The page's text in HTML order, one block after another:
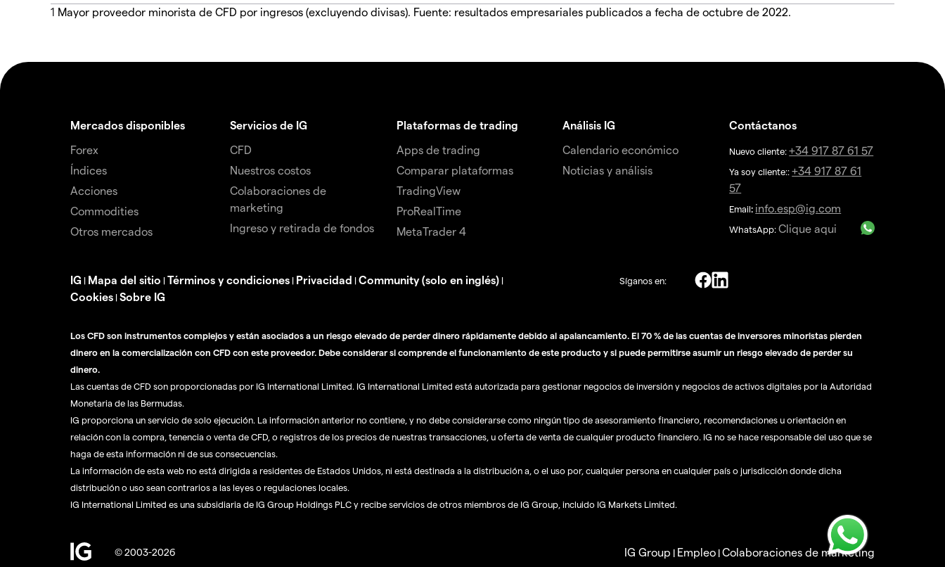
1 Mayor proveedor minorista de CFD por ingresos (excluyendo divisas). Fuente: resultados empresariales publicados a fecha de octubre de 2022.
Mercados disponibles
Forex
Índices
Acciones
Commodities
Otros mercados
Servicios de IG
CFD
Nuestros costos
Colaboraciones de
marketing
Ingreso y retirada de fondos
Plataformas de trading
Apps de trading
Comparar plataformas
TradingView
ProRealTime
MetaTrader 4
Análisis IG
Calendario económico
Noticias y análisis
Contáctanos
Nuevo cliente:+34 917 87 61 57
Ya soy cliente::+34 917 87 61
57
Email: info.esp@ig.com
WhatsApp:Clique aqui
IG | Mapa del sitio | Términos y condiciones | Privacidad | Community (solo en inglés) |
Cookies | Sobre IG
Síganos en:
Los CFD son instrumentos complejos y están asociados a un riesgo elevado de perder dinero rápidamente debido al apalancamiento. El 70 % de las cuentas de inversores minoristas pierden
dinero en la comercialización con CFD con este proveedor. Debe considerar si comprende el funcionamiento de este producto y si puede permitirse asumir un riesgo elevado de perder su
dinero.
Las cuentas de CFD son proporcionadas por IG International Limited. IG International Limited está autorizada para gestionar negocios de inversión y negocios de activos digitales por la Autoridad
Monetaria de las Bermudas.
IG proporciona un servicio de solo ejecución. La información anterior no contiene, y no debe considerarse como ningún tipo de asesoramiento financiero, recomendaciones u orientación en
relación con la compra, tenencia o venta de CFD, o registros de los precios de nuestras transacciones, u oferta de venta de cualquier producto financiero. IG no se hace responsable del uso que se
haga de esta información ni de sus consecuencias.
La información de esta web no está dirigida a residentes de Estados Unidos, ni está destinada a la distribución a, o el uso por, cualquier persona en cualquier país o jurisdicción donde dicha
distribución o uso sean contrarios a las leyes o regulaciones locales.
IG International Limited es una subsidiaria de IG Group Holdings PLC y recibe servicios de otros miembros de IG Group, incluido IG Markets Limited.
© 2003-2026 IG Group | Empleo |Colaboraciones de marketing